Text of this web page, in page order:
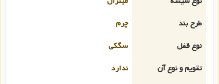
طرح بند
چرم
نوع قفل
سگکی
تقویم و نوع آن
ندارد